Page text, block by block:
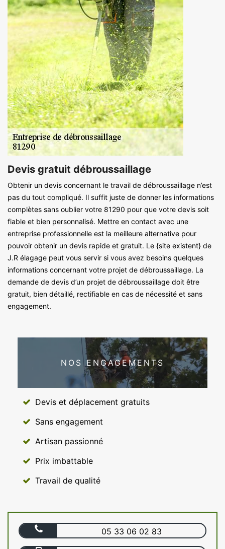
Devis gratuit débroussaillage
Obtenir un devis concernant le travail de débroussaillage n’est
pas du tout compliqué. Il suffit juste de donner les informations
complètes sans oublier votre 81290 pour que votre devis soit
fiable et bien personnalisé. Mettre en contact avec une
entreprise professionnelle est la meilleure alternative pour
pouvoir obtenir un devis rapide et gratuit. Le {site existent} de
J.R élagage peut vous servir si vous avez besoins quelques
informations concernant votre projet de débroussaillage. La
demande de devis d’un projet de débroussaillage doit être
gratuit, bien détaillé, rectifiable en cas de nécessité et sans
engagement.
NOS ENGAGEMENTS
Devis et déplacement gratuits
Sans engagement
Artisan passionné
Prix imbattable
Travail de qualité
05 33 06 02 83